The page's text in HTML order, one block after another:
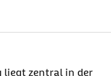
liegt zentral in der